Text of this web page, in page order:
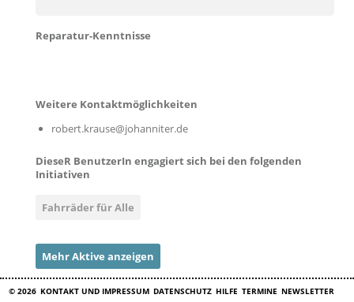
Reparatur-Kenntnisse
Weitere Kontaktmöglichkeiten
robert.krause@johanniter.de
DieseR BenutzerIn engagiert sich bei den folgenden
Initiativen
Fahrräder für Alle
Mehr Aktive anzeigen
© 2026 KONTAKT UND IMPRESSUM DATENSCHUTZ HILFE TERMINE NEWSLETTER